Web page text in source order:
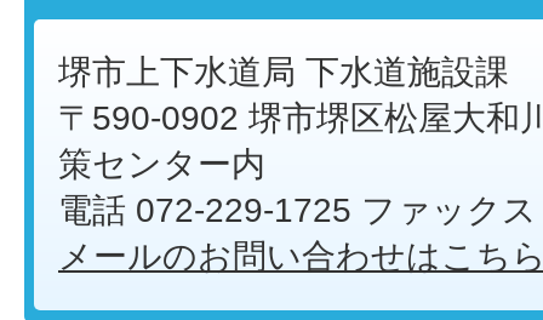
堺市上下水道局 下水道施設課
〒590-0902 堺市堺区松屋大和
策センター内
電話 072-229-1725 ファック
メールのお問い合わせはこち